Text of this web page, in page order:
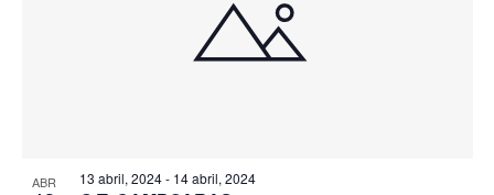
ABR 13 abril, 2024- 14 abril, 2024